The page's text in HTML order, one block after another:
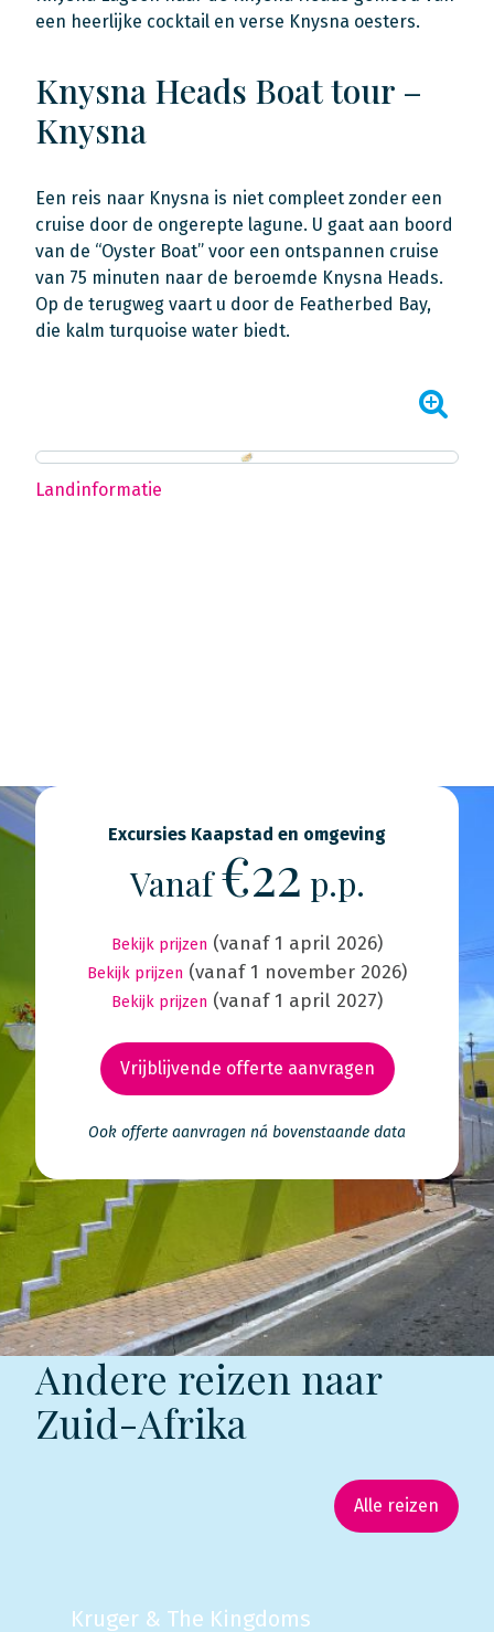
een heerlijke cocktail en verse Knysna oesters.
Knysna Heads Boat tour –
Knysna
Een reis naar Knysna is niet compleet zonder een
cruise door de ongerepte lagune. U gaat aan boord
van de “Oyster Boat” voor een ontspannen cruise
van 75 minuten naar de beroemde Knysna Heads.
Op de terugweg vaart u door de Featherbed Bay,
die kalm turquoise water biedt.
Landinformatie
Excursies Kaapstad en omgeving
Vanaf€22 p.p.
Bekijk prijzen (vanaf 1 april 2026)
Bekijk prijzen (vanaf 1 november 2026)
Bekijk prijzen (vanaf 1 april 2027)
Vrijblijvende offerte aanvragen
Ook offerte aanvragen ná bovenstaande data
Andere reizen naar
Zuid-Afrika
Alle reizen
Kruger & The Kingdoms